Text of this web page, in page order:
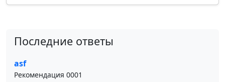
Последние ответы
asf
Рекомендация 0001